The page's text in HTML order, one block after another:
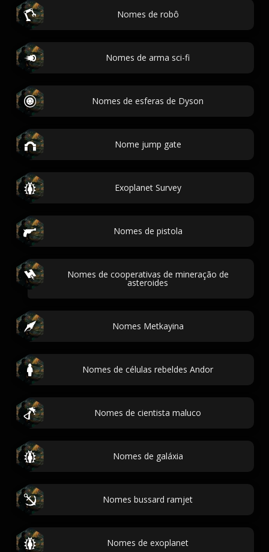
Nomes de robô
Nomes de arma sci-fi
Nomes de esferas de Dyson
Nome jump gate
Exoplanet Survey
Nomes de pistola
Nomes de cooperativas de mineração de
asteroides
Nomes Metkayina
Nomes de células rebeldes Andor
Nomes de cientista maluco
Nomes de galáxia
Nomes bussard ramjet
Nomes de exoplanet